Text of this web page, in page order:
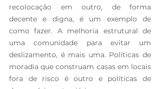
recolocação em outro, de forma
decente e digna, é um exemplo de
como fazer. A melhoria estrutural de
uma comunidade para evitar um
deslizamento, é mais uma. Políticas de
moradia que construam casas em locais
fora de risco é outro e políticas de